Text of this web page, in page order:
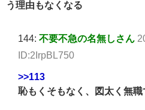
う理由もなくなる
144: 不要不急の名無しさん
ID:2IrpBL750
>>113
恥もくそもなく、図太く無